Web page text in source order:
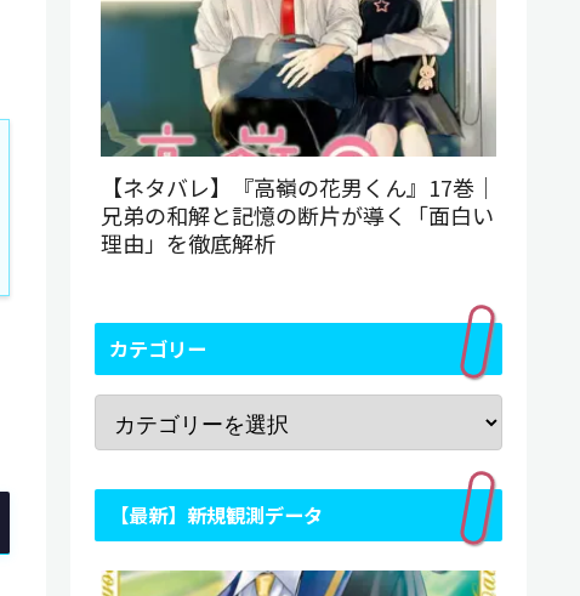
【ネタバレ】『高嶺の花男くん』17巻｜
兄弟の和解と記憶の断片が導く「面白い
理由」を徹底解析
カテゴリー
【最新】新規観測データ